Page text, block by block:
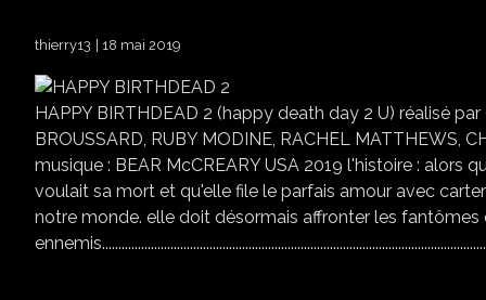
thierry13 18 mai 2019
HAPPY BIRTHDEAD 2 (happy death day 2 U) réalisé
BROUSSARD, RUBY MODINE, RACHEL MATTHEWS,
musique : BEAR McCREARY USA 2019 l'histoire :
voulait sa mort et qu'elle file le parfais amour avec
notre monde. elle doit désormais affronter les fantômes